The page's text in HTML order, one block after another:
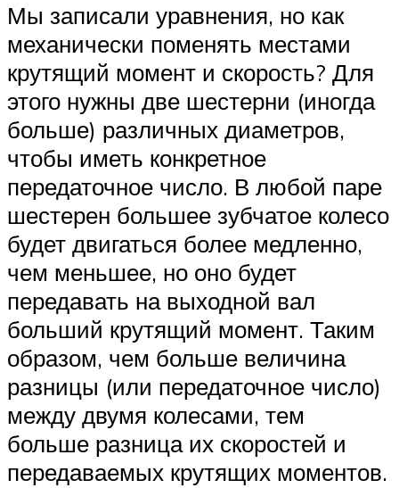
Мы записали уравнения, но как
механически поменять местами
крутящий момент и скорость? Для
этого нужны две шестерни (иногда
больше) различных диаметров,
чтобы иметь конкретное
передаточное число. В любой паре
шестерен большее зубчатое колесо
будет двигаться более медленно,
чем меньшее, но оно будет
передавать на выходной вал
больший крутящий момент. Таким
образом, чем больше величина
разницы (или передаточное число)
между двумя колесами, тем
больше разница их скоростей и
передаваемых крутящих моментов.